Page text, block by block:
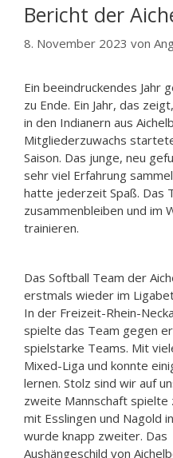
Bericht der
8. November 2023 von
Ein beeindruckendes Jahr
zu Ende. Ein Jahr, das
in den Indianern aus
Mitgliederzuwachs
Saison. Das junge, neu
sehr viel Erfahrung
hatte jederzeit Spaß. Das
zusammenbleiben und im
trainieren.
Das Softball Team der
erstmals wieder im
In der Freizeit-Rhein-
spielte das Team gegen
spielstarke Teams. Mit
Mixed-Liga und konnte
lernen. Stolz sind wir auf
zweite Mannschaft spielte
mit Esslingen und Nagold
wurde knapp zweiter. Das
Aushängeschild von